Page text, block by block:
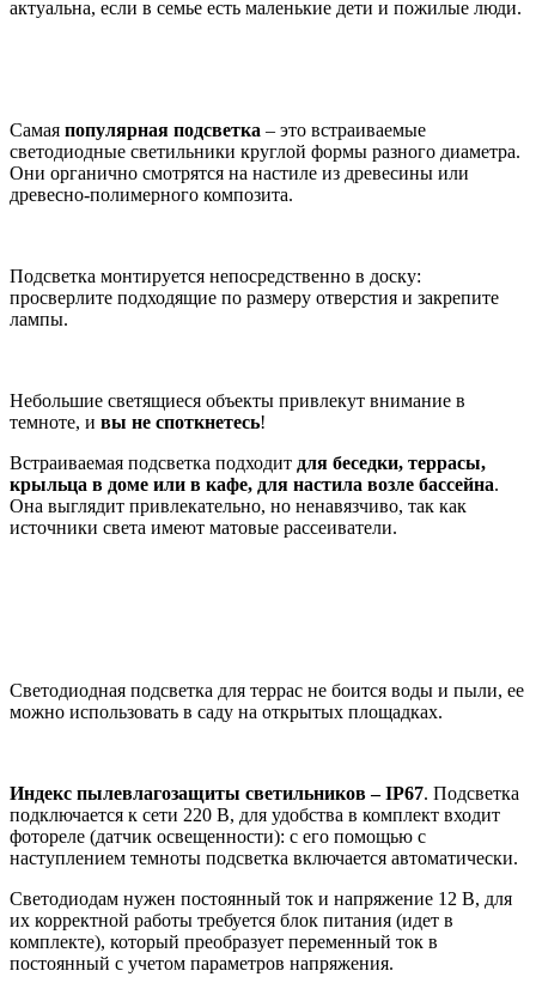
актуальна, если в семье есть маленькие дети и пожилые люди.
Самая популярная подсветка – это встраиваемые
светодиодные светильники круглой формы разного диаметра.
Они органично смотрятся на настиле из древесины или
древесно-полимерного композита.
Подсветка монтируется непосредственно в доску:
просверлите подходящие по размеру отверстия и закрепите
лампы.
Небольшие светящиеся объекты привлекут внимание в
темноте, и вы не споткнетесь!
Встраиваемая подсветка подходит для беседки, террасы,
крыльца в доме или в кафе, для настила возле бассейна.
Она выглядит привлекательно, но ненавязчиво, так как
источники света имеют матовые рассеиватели.
Светодиодная подсветка для террас не боится воды и пыли, ее
можно использовать в саду на открытых площадках.
Индекс пылевлагозащиты светильников –IP67. Подсветка
подключается к сети 220 В, для удобства в комплект входит
фотореле (датчик освещенности): с его помощью с
наступлением темноты подсветка включается автоматически.
Светодиодам нужен постоянный ток и напряжение 12 В, для
их корректной работы требуется блок питания (идет в
комплекте), который преобразует переменный ток в
постоянный с учетом параметров напряжения.